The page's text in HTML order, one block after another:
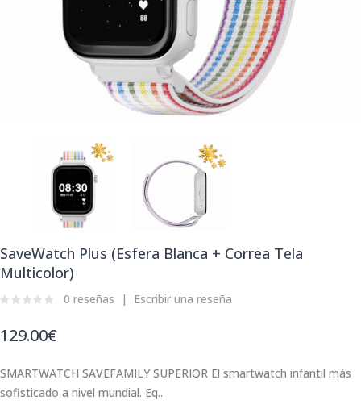
SaveWatch Plus (Esfera Blanca + Correa Tela
Multicolor)
0 reseñas Escribir una reseña
129.00€
SMARTWATCH SAVEFAMILY SUPERIOR El smartwatch infantil más
sofisticado a nivel mundial. Eq..